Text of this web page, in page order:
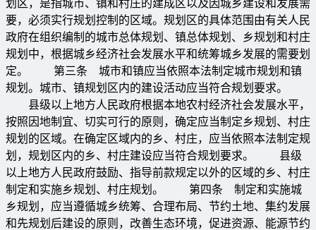
划区，是指城市、镇和村庄的建成区以及因城乡建设和发展需
要，必须实行规划控制的区域。规划区的具体范围由有关人民
政府在组织编制的城市总体规划、镇总体规划、乡规划和村庄
规划中，根据城乡经济社会发展水平和统筹城乡发展的需要划
定。 第三条 城市和镇应当依照本法制定城市规划和镇
规划。城市、镇规划区内的建设活动应当符合规划要求。
县级以上地方人民政府根据本地农村经济社会发展水平，
按照因地制宜、切实可行的原则，确定应当制定乡规划、村庄
规划的区域。在确定区域内的乡、村庄，应当依照本法制定规
划，规划区内的乡、村庄建设应当符合规划要求。 县级
以上地方人民政府鼓励、指导前款规定以外的区域的乡、村庄
制定和实施乡规划、村庄规划。 第四条 制定和实施城
乡规划，应当遵循城乡统筹、合理布局、节约土地、集约发展
和先规划后建设的原则，改善生态环境，促进资源、能源节约